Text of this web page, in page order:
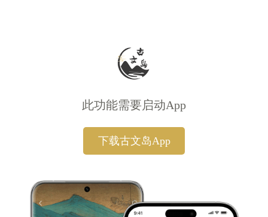
此功能需要启动App
下载古文岛App